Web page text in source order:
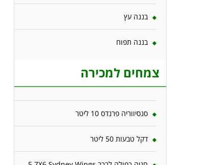
בננה עץ
בננה תפוח
צמחים למכירה
סנסיווריה פרנדס 10 ליטר
דקל טבעות 50 ליטר